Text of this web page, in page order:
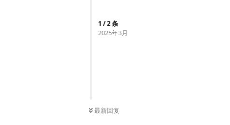
1 /2条
2025年3月
最新回复